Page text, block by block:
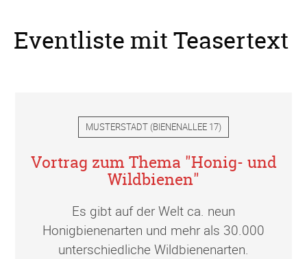
Eventliste mit Teasertext
MUSTERSTADT (BIENENALLEE 17)
Vortrag zum Thema "Honig- und
Wildbienen"
Es gibt auf der Welt ca. neun
Honigbienenarten und mehr als 30.000
unterschiedliche Wildbienenarten.